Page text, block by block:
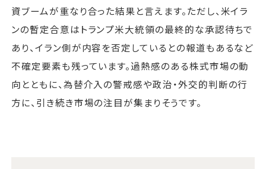
資ブームが重なり合った結果と言えます。ただし、米イラ
ンの暫定合意はトランプ米大統領の最終的な承認待ちで
あり、イラン側が内容を否定しているとの報道もあるなど
不確定要素も残っています。過熱感のある株式市場の動
向とともに、為替介入の警戒感や政治・外交的判断の行
方に、引き続き市場の注目が集まりそうです。